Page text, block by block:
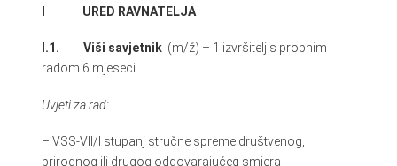
I URED RAVNATELJA
I.1. Viši savjetnik (m/ž) – 1 izvršitelj s probnim
radom 6 mjeseci
Uvjeti za rad:
– VSS-VII/I stupanj stručne spreme društvenog,
prirodnog ili drugog odgovarajućeg smjera